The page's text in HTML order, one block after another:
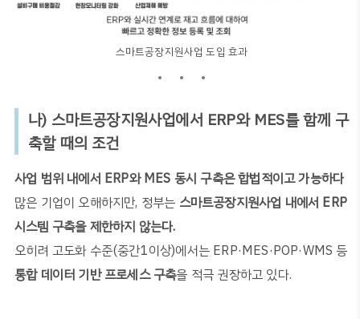
스마트공장지원사업 도입 효과
나) 스마트공장지원사업에서 ERP와MES를 함께 구
축할 때의 조건
사업 범위 내에서 ERP와MES 동시 구축은 합법적이고 가능하다
많은 기업이 오해하지만, 정부는 스마트공장지원사업 내에서 ERP
시스템 구축을 제한하지 않는다.
오히려 고도화 수준(중간1이상)에서는 ERP·MES·POP·WMS 등
통합 데이터 기반 프로세스 구축을 적극 권장하고 있다.